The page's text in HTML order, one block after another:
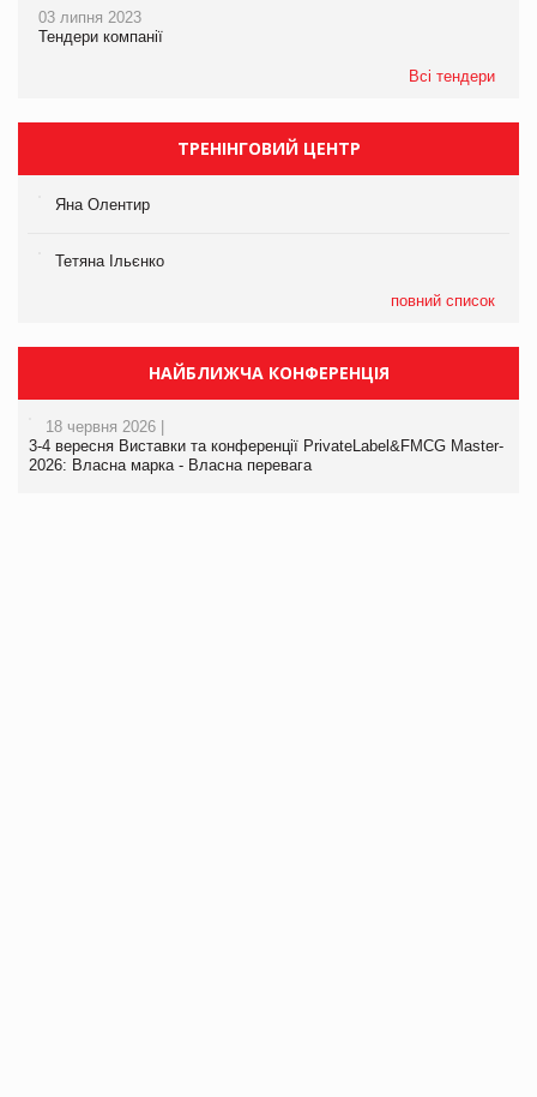
03 липня 2023
Тендери компанії
Всі тендери
ТРЕНІНГОВИЙ ЦЕНТР
Яна Олентир
Тетяна Ільєнко
повний список
НАЙБЛИЖЧА КОНФЕРЕНЦІЯ
18 червня 2026 |
3-4 вересня Виставки та конференції PrivateLabel&FMCG Master-
2026: Власна марка - Власна перевага